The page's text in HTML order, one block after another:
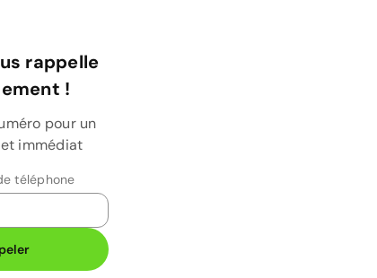
rappelle
!
pour un
immédiat
téléphone